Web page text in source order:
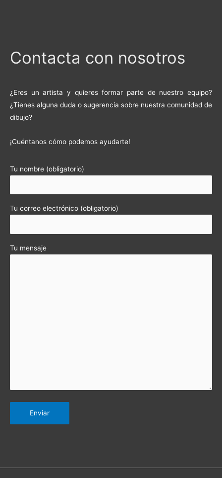
Contacta con nosotros
¿Eres un artista y quieres formar parte de nuestro equipo?
¿Tienes alguna duda o sugerencia sobre nuestra comunidad de
dibujo?
¡Cuéntanos cómo podemos ayudarte!
Tu nombre (obligatorio)
Tu correo electrónico (obligatorio)
Tu mensaje